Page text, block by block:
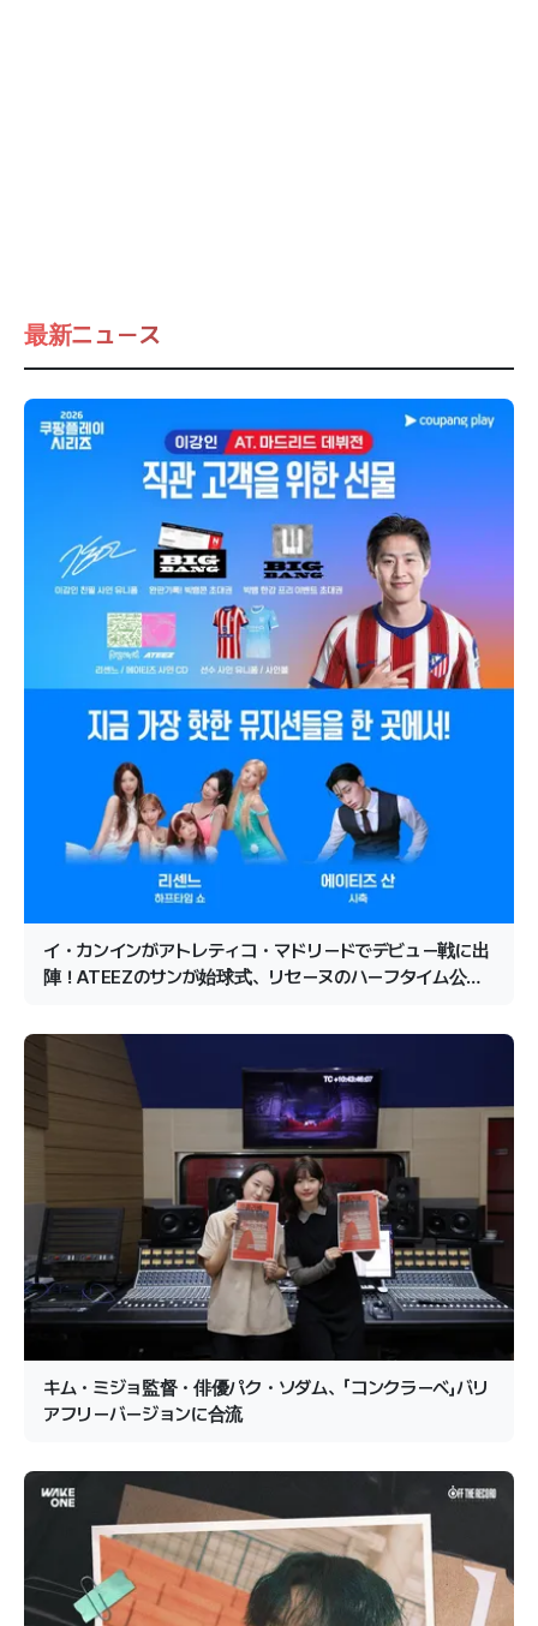
最新ニュース
イ・カンインがアトレティコ・マドリードでデビュー戦に出
陣！ATEEZのサンが始球式、リセーヌのハーフタイム公演
キム・ミジョ監督・俳優パク・ソダム、「コンクラーベ」バリ
アフリーバージョンに合流